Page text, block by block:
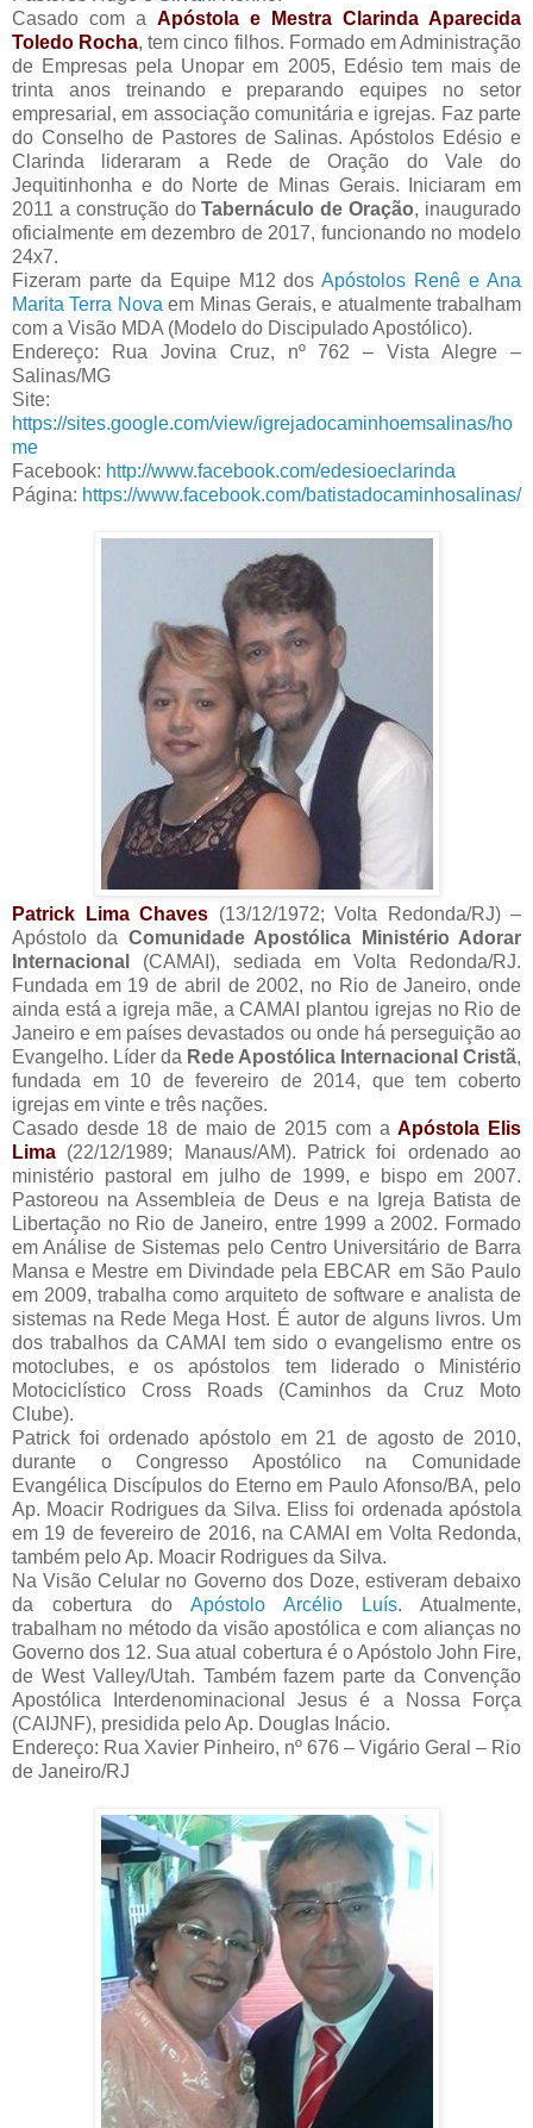
Casado com a Apóstola e Mestra Clarinda Aparecida
Toledo Rocha, tem cinco filhos. Formado em Administração
de Empresas pela Unopar em 2005, Edésio tem mais de
trinta anos treinando e preparando equipes no setor
empresarial, em associação comunitária e igrejas. Faz parte
do Conselho de Pastores de Salinas. Apóstolos Edésio e
Clarinda lideraram a Rede de Oração do Vale do
Jequitinhonha e do Norte de Minas Gerais. Iniciaram em
2011 a construção doTabernáculo de Oração, inaugurado
oficialmente em dezembro de 2017, funcionando no modelo
24x7.
Fizeram parte da Equipe M12 dosApóstolos Renê e Ana
Marita Terra Novaem Minas Gerais, e atualmente trabalham
com a Visão MDA (Modelo do Discipulado Apostólico).
Endereço: Rua Jovina Cruz, nº 762 – Vista Alegre –
Salinas/MG
Site:
https://sites.google.com/view/igrejadocaminhoemsalinas/ho
me
Facebook: http://www.facebook.com/edesioeclarinda
Página: https://www.facebook.com/batistadocaminhosalinas/
Patrick Lima Chaves (13/12/1972; Volta Redonda/RJ) –
Apóstolo da Comunidade Apostólica Ministério Adorar
Internacional
(CAMAI), sediada em Volta Redonda/RJ.
Fundada em 19 de abril de 2002, no Rio de Janeiro, onde
ainda está a igreja mãe, a CAMAI plantou igrejas no Rio de
Janeiro e em países devastados ou onde há perseguição ao
Evangelho. Líder da Rede Apostólica Internacional Cristã,
fundada em 10 de fevereiro de 2014, que tem coberto
igrejas em vinte e três nações.
Casado desde 18 de maio de 2015 com aApóstola Elis
Lima (22/12/1989; Manaus/AM). Patrick foi ordenado ao
ministério pastoral em julho de 1999, e bispo em 2007.
Pastoreou na Assembleia de Deus e na Igreja Batista de
Libertação no Rio de Janeiro, entre 1999 a 2002. Formado
em Análise de Sistemas pelo Centro Universitário de Barra
Mansa e Mestre em Divindade pela EBCAR em São Paulo
em 2009, trabalha como arquiteto de software e analista de
sistemas na Rede Mega Host. É autor de alguns livros. Um
dos trabalhos da CAMAI tem sido o evangelismo entre os
motoclubes, e os apóstolos tem liderado o Ministério
Motociclístico Cross Roads (Caminhos da Cruz Moto
Clube).
Patrick foi ordenado apóstolo em 21 de agosto de 2010,
durante o Congresso Apostólico na Comunidade
Evangélica Discípulos do Eterno em Paulo Afonso/BA, pelo
Ap. Moacir Rodrigues da Silva. Eliss foi ordenada apóstola
em 19 de fevereiro de 2016, na CAMAI em Volta Redonda,
também pelo Ap. Moacir Rodrigues da Silva.
Na Visão Celular no Governo dos Doze, estiveram debaixo
da cobertura do Apóstolo Arcélio Luís. Atualmente,
trabalham no método da visão apostólica e com alianças no
Governo dos 12. Sua atual cobertura é o Apóstolo John Fire,
de West Valley/Utah. Também fazem parte da Convenção
Apostólica Interdenominacional Jesus é a Nossa Força
(CAIJNF), presidida pelo Ap. Douglas Inácio.
Endereço: Rua Xavier Pinheiro, nº 676 – Vigário Geral – Rio
de Janeiro/RJ